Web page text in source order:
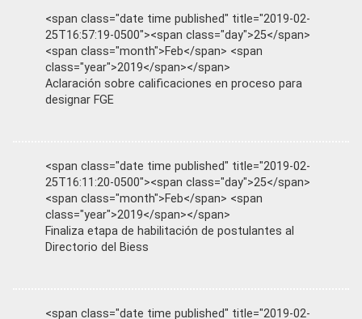
<span class="date time published" title="2019-02-
25T16:57:19-0500"><span class="day">25</span>
<span class="month">Feb</span> <span
class="year">2019</span></span>
Aclaración sobre calificaciones en proceso para
designar FGE
<span class="date time published" title="2019-02-
25T16:11:20-0500"><span class="day">25</span>
<span class="month">Feb</span> <span
class="year">2019</span></span>
Finaliza etapa de habilitación de postulantes al
Directorio del Biess
<span class="date time published" title="2019-02-